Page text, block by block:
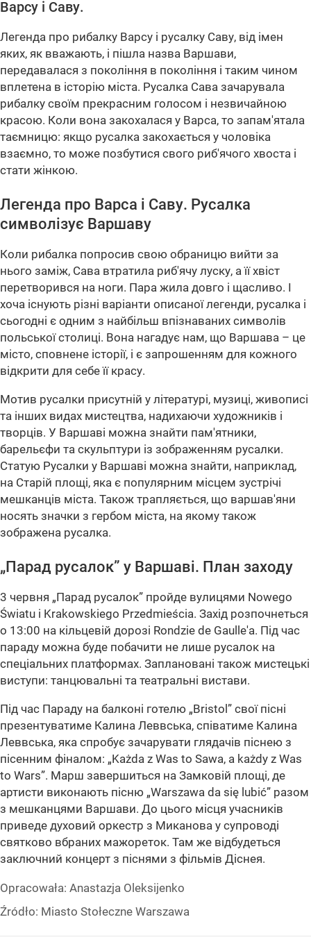
Варсу і Саву.
Легенда про рибалку Варсу і русалку Саву, від імен
яких, як вважають, і пішла назва Варшави,
передавалася з покоління в покоління і таким чином
вплетена в історію міста. Русалка Сава зачарувала
рибалку своїм прекрасним голосом і незвичайною
красою. Коли вона закохалася у Варса, то запам'ятала
таємницю: якщо русалка закохається у чоловіка
взаємно, то може позбутися свого риб'ячого хвоста і
стати жінкою.
Легенда про Варса і Саву. Русалка
символізує Варшаву
Коли рибалка попросив свою обраницю вийти за
нього заміж, Сава втратила риб'ячу луску, а її хвіст
перетворився на ноги. Пара жила довго і щасливо. І
хоча існують різні варіанти описаної легенди, русалка і
сьогодні є одним з найбільш впізнаваних символів
польської столиці. Вона нагадує нам, що Варшава – це
місто, сповнене історії, і є запрошенням для кожного
відкрити для себе її красу.
Мотив русалки присутній у літературі, музиці, живописі
та інших видах мистецтва, надихаючи художників і
творців. У Варшаві можна знайти пам'ятники,
барельєфи та скульптури із зображенням русалки.
Статую Русалки у Варшаві можна знайти, наприклад,
на Старій площі, яка є популярним місцем зустрічі
мешканців міста. Також трапляється, що варшав'яни
носять значки з гербом міста, на якому також
зображена русалка.
„Парад русалок” у Варшаві. План заходу
3 червня „Парад русалок” пройде вулицями Nowego
Światu i Krakowskiego Przedmieścia. Захід розпочнеться
о 13:00 на кільцевій дорозі Rondzie de Gaulle'a. Під час
параду можна буде побачити не лише русалок на
спеціальних платформах. Заплановані також мистецькі
виступи: танцювальні та театральні вистави.
Під час Параду на балконі готелю „Bristol” свої пісні
презентуватиме Калина Леввська, співатиме Калина
Леввська, яка спробує зачарувати глядачів піснею з
пісенним фіналом: „Każda z Was to Sawa, a każdy z Was
to Wars”. Марш завершиться на Замковій площі, де
артисти виконають пісню „Warszawa da się lubić” разом
з мешканцями Варшави. До цього місця учасників
приведе духовий оркестр з Миканова у супроводі
святково вбраних мажореток. Там же відбудеться
заключний концерт з піснями з фільмів Діснея.
Opracowała: Anastazja Oleksijenko
Źródło: Miasto Stołeczne Warszawa